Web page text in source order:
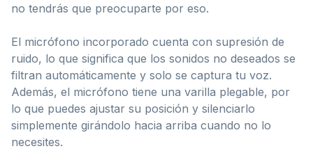
no tendrás que preocuparte por eso.
El micrófono incorporado cuenta con supresión de
ruido, lo que significa que los sonidos no deseados se
filtran automáticamente y solo se captura tu voz.
Además, el micrófono tiene una varilla plegable, por
lo que puedes ajustar su posición y silenciarlo
simplemente girándolo hacia arriba cuando no lo
necesites.